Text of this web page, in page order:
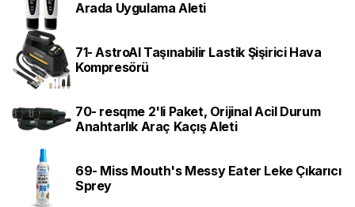
Arada Uygulama Aleti
71- AstroAI Taşınabilir Lastik Şişirici Hava
Kompresörü
70- resqme 2'li Paket, Orijinal Acil Durum
Anahtarlık Araç Kaçış Aleti
69- Miss Mouth's Messy Eater Leke Çıkarıcı
Sprey